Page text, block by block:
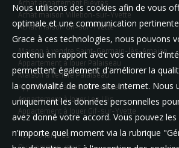
Achat appartement Bièvres
Achat maison Villebon-sur-Yvette
Achat maison Gif-sur-Yvette
Maison à vendre Saint-Germain-lès-Arpajon
Appartement à louer Palaiseau
Maison à vendre Palaiseau
Appartement à vendre Palaiseau
Appartement à louer Les Ulis
Appartement à louer Gif-sur-Yvette
Nos Honoraires
Nous utilisons des cookies afin de vous
optimale et une communication
Grace à ces technologies, nous pouvons
contenu en rapport avec vos centres
permettent également d'améliorer la
la convivialité de notre site internet. Nous
uniquement les données personnelles
avez donné votre accord. Vous pouvez
n'importe quel moment via la rubrique